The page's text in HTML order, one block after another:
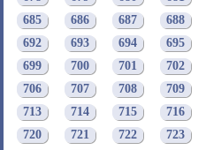
685
686 687 688
692
693 694 695
699
700 701 702
706
707 708 709
713
714 715 716
720
721 722 723